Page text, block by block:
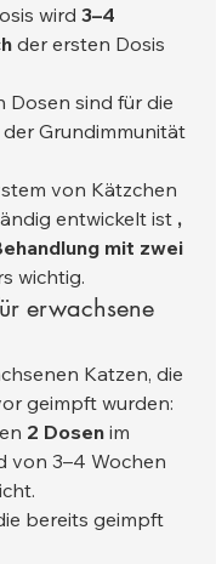
wird 3–4
der ersten Dosis
Dosen sind für die
Grundimmunität
von Kätzchen
entwickelt ist ,
mit zwei
wichtig.
erwachsene
Katzen, die
geimpft wurden:
2 Dosen im
von 3–4 Wochen
bereits geimpft